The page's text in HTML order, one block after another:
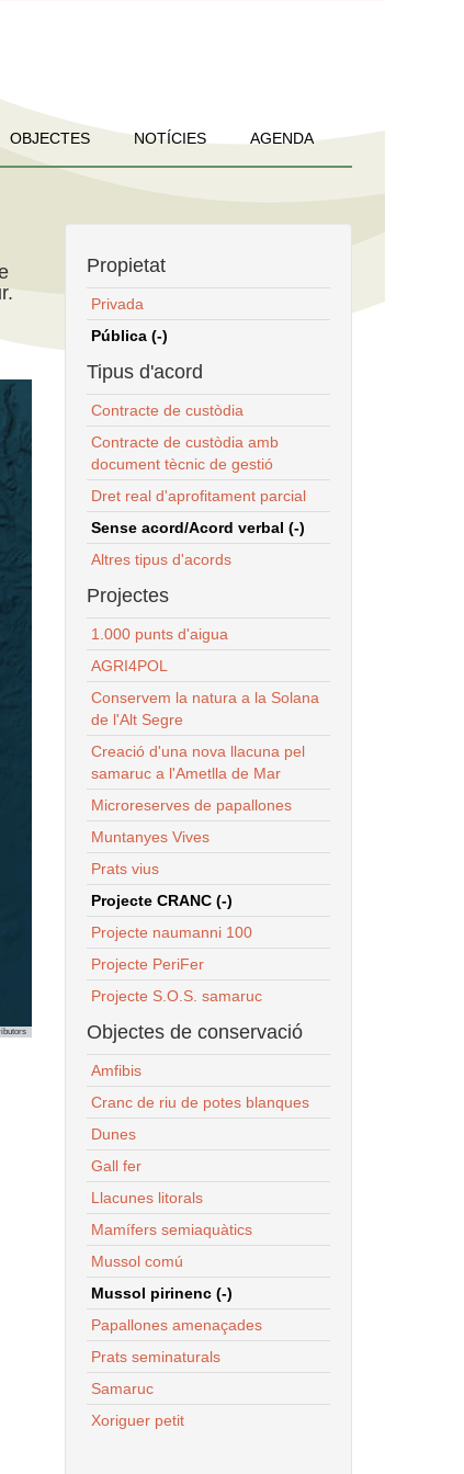
OBJECTES NOTÍCIES AGENDA
Propietat
Privada
Pública (-)
Tipus d'acord
Contracte de custòdia
Contracte de custòdia amb
document tècnic de gestió
Dret real d'aprofitament parcial
Sense acord/Acord verbal (-)
Altres tipus d'acords
Projectes
1.000 punts d'aigua
AGRI4POL
Conservem la natura a la Solana
de l'Alt Segre
Creació d'una nova llacuna pel
samaruc a l'Ametlla de Mar
Microreserves de papallones
Muntanyes Vives
Prats vius
Projecte CRANC (-)
Projecte naumanni 100
Projecte PeriFer
Projecte S.O.S. samaruc
Objectes de conservació
Amfibis
Cranc de riu de potes blanques
Dunes
Gall fer
Llacunes litorals
Mamífers semiaquàtics
Mussol comú
Mussol pirinenc (-)
Papallones amenaçades
Prats seminaturals
Samaruc
Xoriguer petit